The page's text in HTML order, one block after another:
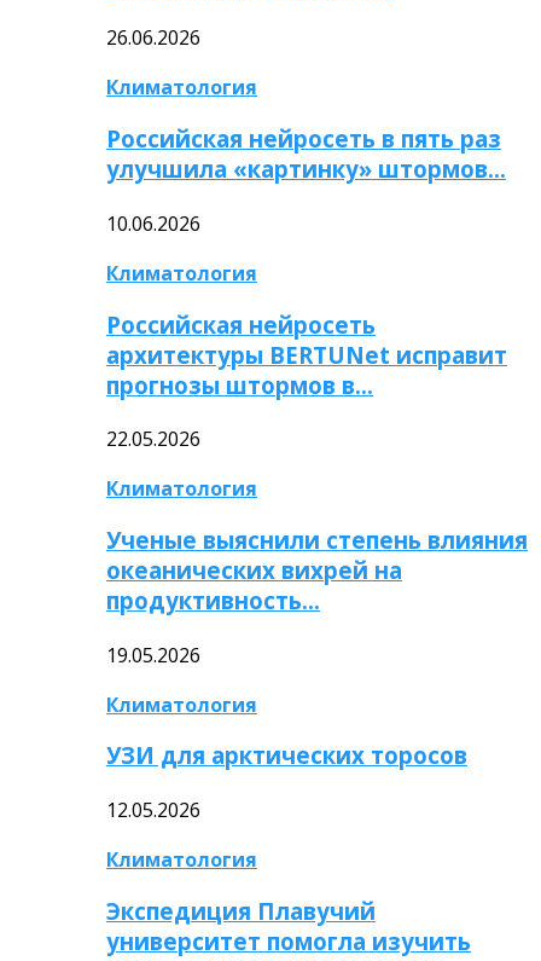
26.06.2026
Климатология
Российская нейросеть в пять раз
улучшила «картинку» штормов…
10.06.2026
Климатология
Российская нейросеть
архитектуры BERTUNet исправит
прогнозы штормов в…
22.05.2026
Климатология
Ученые выяснили степень влияния
океанических вихрей на
продуктивность…
19.05.2026
Климатология
УЗИ для арктических торосов
12.05.2026
Климатология
Экспедиция Плавучий
университет помогла изучить